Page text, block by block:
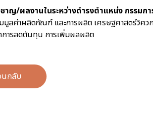
ชาญ/ผลงานในระหว่างดำรงตำแหน่ง กรรมก
มูลค่าผลิตภัณฑ์ และการผลิต เศรษฐศาสตร์วิศว
ารลดต้นทุน การเพิ่มผลผลิต
กลับ